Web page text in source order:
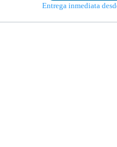
Entrega inmediata